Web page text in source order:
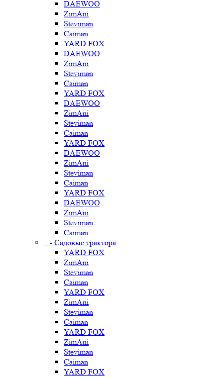
DAEWOO
ZimAni
Steviman
Caiman
YARD FOX
DAEWOO
ZimAni
Steviman
Caiman
YARD FOX
DAEWOO
ZimAni
Steviman
Caiman
YARD FOX
DAEWOO
ZimAni
Steviman
Caiman
YARD FOX
DAEWOO
ZimAni
Steviman
Caiman
- Садовые трактора
YARD FOX
ZimAni
Steviman
Caiman
YARD FOX
ZimAni
Steviman
Caiman
YARD FOX
ZimAni
Steviman
Caiman
YARD FOX